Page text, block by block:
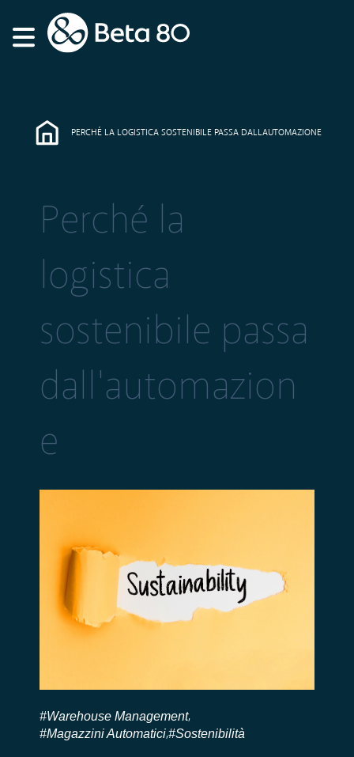
PERCHÉ LA LOGISTICA SOSTENIBILE PASSA DALLAUTOMAZIONE
Perché la
logistica
sostenibile passa
dall'automazion
e
#Warehouse Management,
#Magazzini Automatici,#Sostenibilità